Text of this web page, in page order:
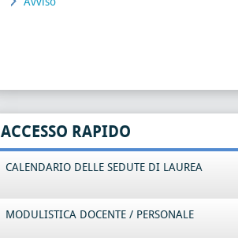
ACCESSO RAPIDO
CALENDARIO DELLE SEDUTE DI LAUREA
MODULISTICA DOCENTE / PERSONALE